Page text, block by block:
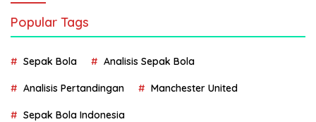
Popular Tags
Sepak Bola Analisis Sepak Bola
Analisis Pertandingan Manchester United
Sepak Bola Indonesia